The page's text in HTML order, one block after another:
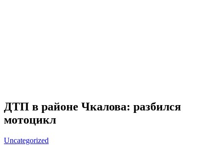
ДТП в районе Чкалова: разбился
мотоцикл
Uncategorized